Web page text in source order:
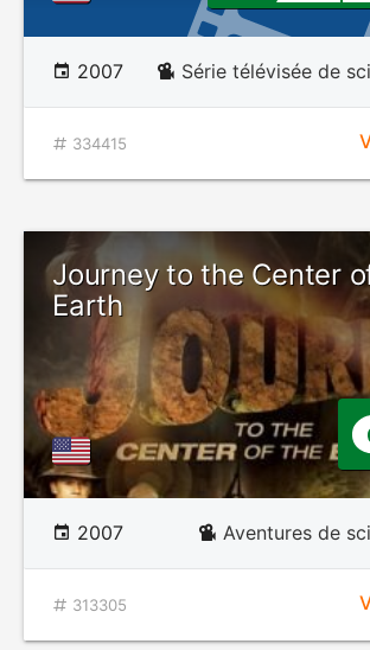
2007 Série télévisée de
334415
Journey to the Center
Earth
2007 Aventures de
313305